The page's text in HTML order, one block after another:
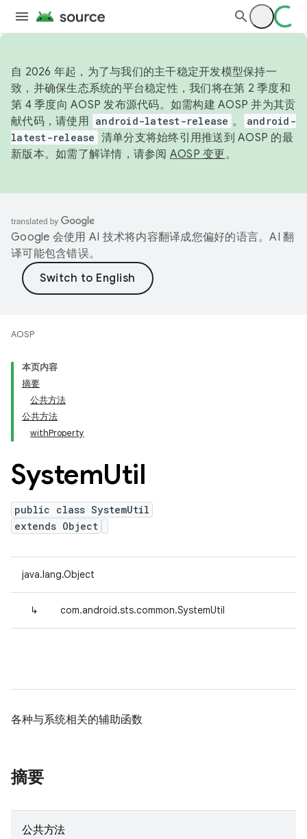
自 2026 年起，为了与我们的主干稳定开发模型保持一
致，并确保生态系统的平台稳定性，我们将在第 2 季度和
第 4 季度向 AOSP 发布源代码。如需构建 AOSP 并为其贡
献代码，请使用 android-latest-release 。
android-
latest-release 清单分支将始终引用推送到 AOSP 的最
新版本。如需了解详情，请参阅 AOSP 变更。
Google 会使用 AI 技术将内容翻译成您偏好的语言。AI 翻
译可能包含错误。
AOSP
本页内容
摘要
公共方法
公共方法
withProperty
SystemUtil
public class SystemUtil
extends Object
java.lang.Object
↳ com.android.sts.common.SystemUtil
各种与系统相关的辅助函数
摘要
公共方法